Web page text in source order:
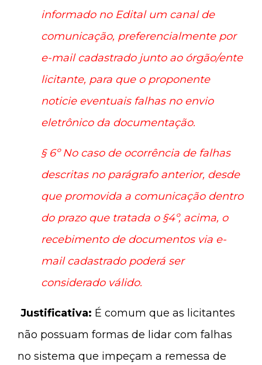
informado no Edital um canal de
comunicação, preferencialmente por
e-mail cadastrado junto ao órgão/ente
licitante, para que o proponente
noticie eventuais falhas no envio
eletrônico da documentação.
§ 6º No caso de ocorrência de falhas
descritas no parágrafo anterior, desde
que promovida a comunicação dentro
do prazo que tratada o §4º, acima, o
recebimento de documentos via e-
mail cadastrado poderá ser
considerado válido.
Justificativa: É comum que as licitantes
não possuam formas de lidar com falhas
no sistema que impeçam a remessa de